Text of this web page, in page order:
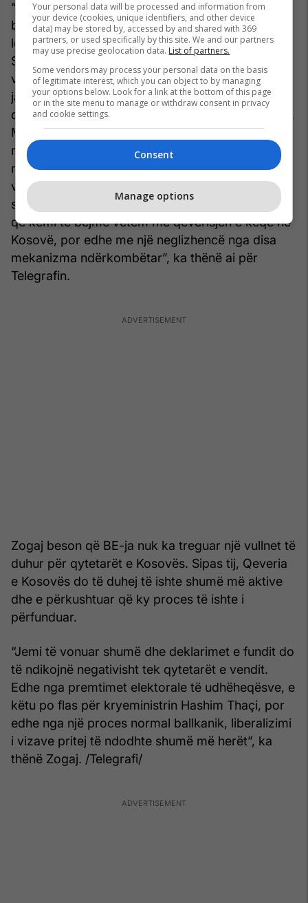
“Ne, si vend ka kohë që jemi duke shpresuar që
brenda këtij apo atij viti të kemi një qasje të lirë të
lëvizjes në BE, në vendet që janë në zonën
Schengen. Megjithëse, janë ndërmarrë disa hapa,
vlerësimet e jashtme e të brendshme tregojnë që
janë bërë hapat e duhur më shpejtësinë e duhur
që ky proces të rezultojë me liberalizim të vizave.
Megjithatë nuk duhet harruar edhe një fakt, BE-ja
nuk ka treguar një vullnet edhe aq të përkushtuar
në raport me Kosovën dhe qytetarët e saj. Jemi
vendi i vetëm në Ballkan që ka një izolim të madh
sa i përket lëvizjes së lirë dhe për këtë nuk themi
që kemi të bëjmë vetëm me qeverisjen e keqe në
Kosovë, por edhe me një neglizhencë nga disa
mekanizma ndërkombëtar”, ka thënë ai për
Telegrafin.
Zogaj beson që BE-ja nuk ka treguar një vullnet të
duhur për qytetarët e Kosovës. Sipas tij, Qeveria
e Kosovës do të duhej të ishte shumë më aktive
dhe e përkushtuar që ky proces të ishte i
përfunduar.
“Jemi të vonuar shumë dhe deklarimet e fundit do
të ndikojnë negativisht tek qytetarët e vendit.
Edhe nga premtimet elektorale të udhëheqësve, e
këtu po flas për kryeministrin Hashim Thaçi, por
edhe nga një proces normal ballkanik, liberalizimi
i vizave pritej të ndodhte shumë më herët”, ka
thënë Zogaj. /Telegrafi/
Your personal data will be processed and information from
your device (cookies, unique identifiers, and other device
data) may be stored by, accessed by and shared with 369
partners, or used specifically by this site. We and our partners
may use precise geolocation data. List of partners.
Some vendors may process your personal data on the basis
of legitimate interest, which you can object to by managing
your options below. Look for a link at the bottom of this page
or in the site menu to manage or withdraw consent in privacy
and cookie settings.
Consent
Manage options